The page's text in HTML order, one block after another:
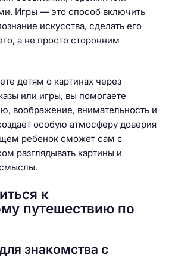
Игры — это способ включить
искусства, сделать его
а не просто сторонним
детям о картинах через
или игры, вы помогаете
воображение, внимательность и
особую атмосферу доверия
ребенок сможет сам с
разглядывать картины и
смыслы.
к
путешествию по
знакомства с